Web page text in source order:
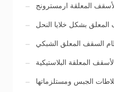
المعلقة ارمسترونج
بشكل خلايا النحل
السقف المعلق الشبكي
المعلقة البلاستيكية
الجبس ومستلزماتها